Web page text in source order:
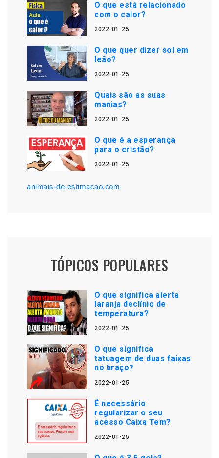
O que está relacionado
com o calor?
2022-01-25
O que quer dizer sol em
leão?
2022-01-25
Quais são as suas
manias?
2022-01-25
O que é a esperança
para o cristão?
2022-01-25
animais-de-estimacao.com
TÓPICOS POPULARES
O que significa alerta
laranja declínio de
temperatura?
2022-01-25
O que significa
tatuagem de duas faixas
no braço?
2022-01-25
É necessário
regularizar o seu
acesso Caixa Tem?
2022-01-25